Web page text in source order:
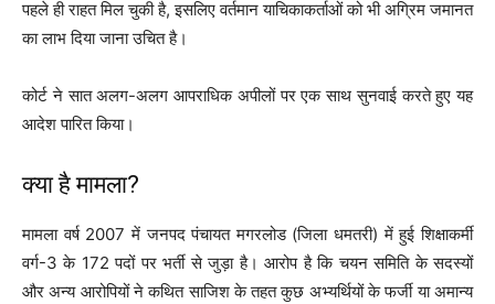
पहले ही राहत मिल चुकी है, इसलिए वर्तमान याचिकाकर्ताओं को भी अग्रिम जमानत
का लाभ दिया जाना उचित है।
कोर्ट ने सात अलग-अलग आपराधिक अपीलों पर एक साथ सुनवाई करते हुए यह
आदेश पारित किया।
क्या है मामला?
मामला वर्ष 2007 में जनपद पंचायत मगरलोड (जिला धमतरी) में हुई शिक्षाकर्मी
वर्ग-3 के 172 पदों पर भर्ती से जुड़ा है। आरोप है कि चयन समिति के सदस्यों
और अन्य आरोपियों ने कथित साजिश के तहत कुछ अभ्यर्थियों के फर्जी या अमान्य